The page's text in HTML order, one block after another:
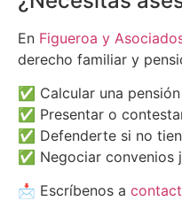
En Figueroa y
derecho familiar y
✅ Calcular una
✅ Presentar o
✅ Defenderte si no
✅ Negociar convenios
📩 Escríbenos a